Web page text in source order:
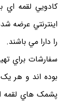
کادويي لقمه
اينترنتي عرضه
را دارا مي باشند.
سفارشات براي
بوده اند و هر
پشمک هاي لقمه